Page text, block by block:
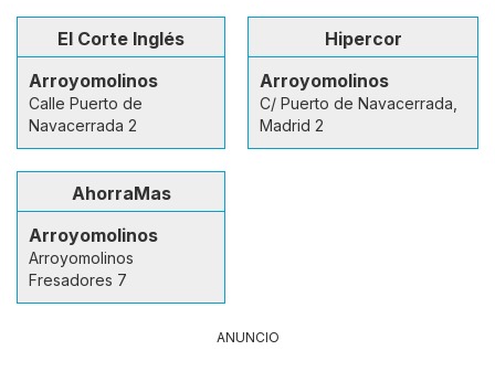
El Corte Inglés
Arroyomolinos
Calle Puerto de
Navacerrada 2
Hipercor
Arroyomolinos
C/ Puerto de Navacerrada,
Madrid 2
AhorraMas
Arroyomolinos
Arroyomolinos
Fresadores 7
ANUNCIO